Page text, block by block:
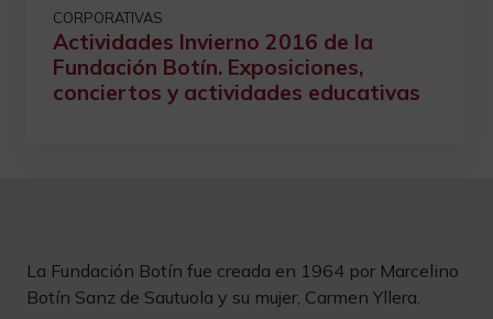
CORPORATIVAS
Actividades Invierno 2016 de la
Fundación Botín. Exposiciones,
conciertos y actividades educativas
La Fundación Botín fue creada en 1964 por Marcelino
Botín Sanz de Sautuola y su mujer, Carmen Yllera.